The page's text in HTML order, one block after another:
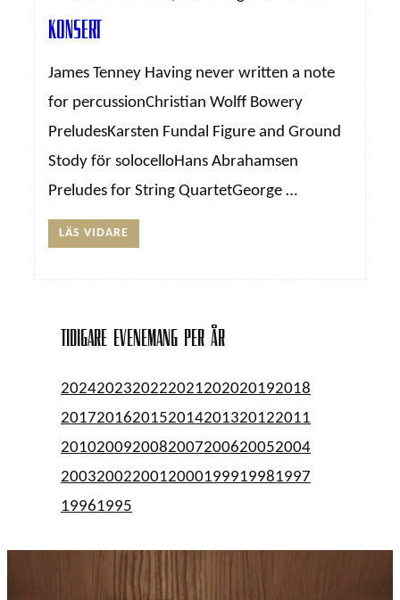
Konsert
James Tenney Having never written a note
for percussionChristian Wolff Bowery
PreludesKarsten Fundal Figure and Ground
Stody för solocelloHans Abrahamsen
Preludes for String QuartetGeorge …
LÄS VIDARE
Tidigare evenemang per år
2024202320222021202020192018
2017201620152014201320122011
2010200920082007200620052004
2003200220012000199919981997
19961995